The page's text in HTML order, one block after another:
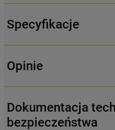
Specyfikacje
Opinie
Dokumentacja
bezpieczeństwa